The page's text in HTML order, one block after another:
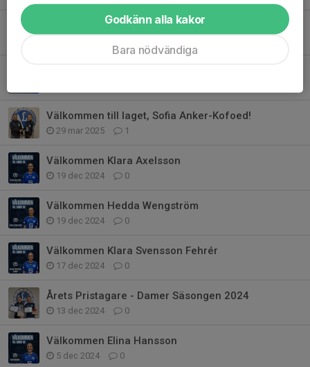
Årets Pristagare - Damer Säsongen 2025
Välkommen till laget, Sofia Anker-Kofoed!
29 mar 2025 1
Välkommen Klara Axelsson
19 dec 2024 0
Välkommen Hedda Wengström
19 dec 2024 0
Välkommen Klara Svensson Fehrér
17 dec 2024 0
Årets Pristagare - Damer Säsongen 2024
13 dec 2024 0
Välkommen Elina Hansson
5 dec 2024 0
Godkänn alla kakor
Bara nödvändiga